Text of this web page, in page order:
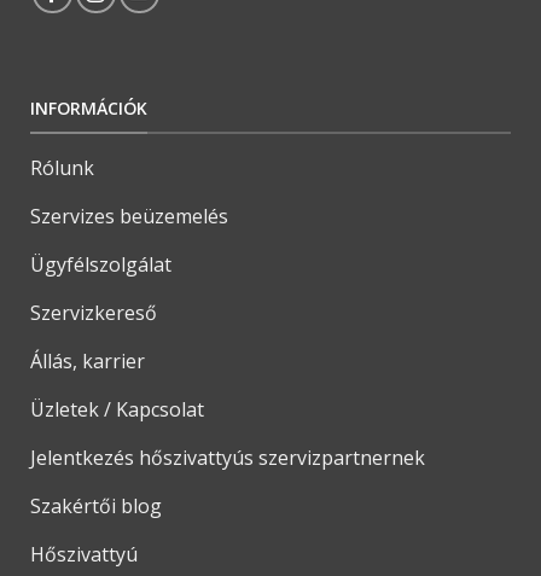
INFORMÁCIÓK
Rólunk
Szervizes beüzemelés
Ügyfélszolgálat
Szervizkereső
Állás, karrier
Üzletek / Kapcsolat
Jelentkezés hőszivattyús szervizpartnernek
Szakértői blog
Hőszivattyú